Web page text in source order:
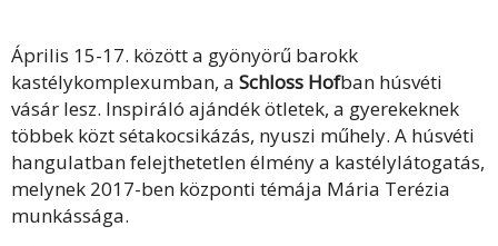
Április 15-17. között a gyönyörű barokk
kastélykomplexumban, a Schloss Hofban húsvéti
vásár lesz. Inspiráló ajándék ötletek, a gyerekeknek
többek közt sétakocsikázás, nyuszi műhely. A húsvéti
hangulatban felejthetetlen élmény a kastélylátogatás,
melynek 2017-ben központi témája Mária Terézia
munkássága.